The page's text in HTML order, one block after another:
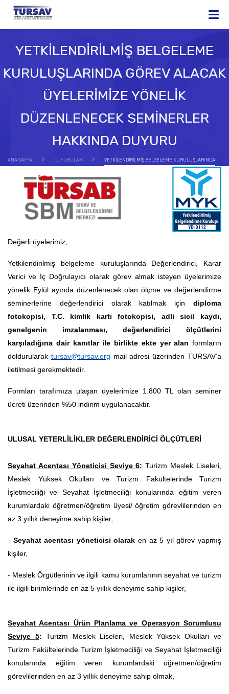
YETKİLENDİRİLMİŞ BELGELEME
KURULUŞLARINDA GÖREV ALACAK
ÜYELERİMİZE YÖNELİK
DÜZENLENECEK SEMİNERLER
HAKKINDA DUYURU
ANA SAYFA DUYURULAR YETKİLENDİRİLMİŞ BELGELEME KURULUŞLARINDA
GÖREV ALACAK ÜYELERİMİZE YÖNELİK DÜZENLENECEK SEMİNERLER HAKKINDA DUYURU
Değerli üyelerimiz,
Yetkilendirilmiş belgeleme kuruluşlarında Değerlendirici, Karar
Verici ve İç Doğrulayıcı olarak görev almak isteyen üyelerimize
yönelik Eylül ayında düzenlenecek olan ölçme ve değerlendirme
seminerlerine değerlendirici olarak katılmak için diploma
fotokopisi, T.C. kimlik kartı fotokopisi, adli sicil kaydı,
genelgenin imzalanması, değerlendirici ölçütlerini
karşıladığına dair kanıtlar ile birlikte ekte yer alan formların
doldurularak tursav@tursav.org mail adresi üzerinden TURSAV’a
iletilmesi gerekmektedir.
Formları tarafımıza ulaşan üyelerimize 1.800 TL olan seminer
ücreti üzerinden %50 indirim uygulanacaktır.
ULUSAL YETERLİLİKLER DEĞERLENDİRİCİ ÖLÇÜTLERİ
Seyahat Acentası Yöneticisi Seviye 6:Turizm Meslek Liseleri,
Meslek Yüksek Okulları ve Turizm Fakültelerinde Turizm
İşletmeciliği ve Seyahat İşletmeciliği konularında eğitim veren
kurumlardaki öğretmen/öğretim üyesi/ öğretim görevlilerinden en
az 3 yıllık deneyime sahip kişiler,
- Seyahat acentası yöneticisi olaraken az 5 yıl görev yapmış
kişiler,
- Meslek Örgütlerinin ve ilgili kamu kurumlarının seyahat ve turizm
ile ilgili birimlerinde en az 5 yıllık deneyime sahip kişiler,
Seyahat Acentası Ürün Planlama ve Operasyon Sorumlusu
Seviye 5: Turizm Meslek Liseleri, Meslek Yüksek Okulları ve
Turizm Fakültelerinde Turizm İşletmeciliği ve Seyahat İşletmeciliği
konularında eğitim veren kurumlardaki öğretmen/öğretim
görevlilerinden en az 3 yıllık deneyime sahip olmak,